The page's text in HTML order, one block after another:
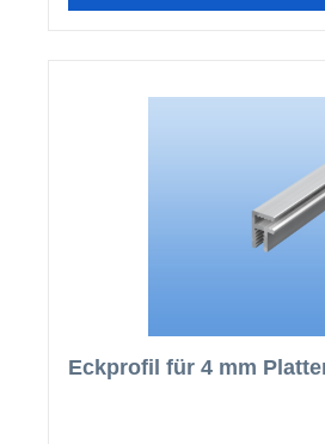
Eckprofil für 4 mm